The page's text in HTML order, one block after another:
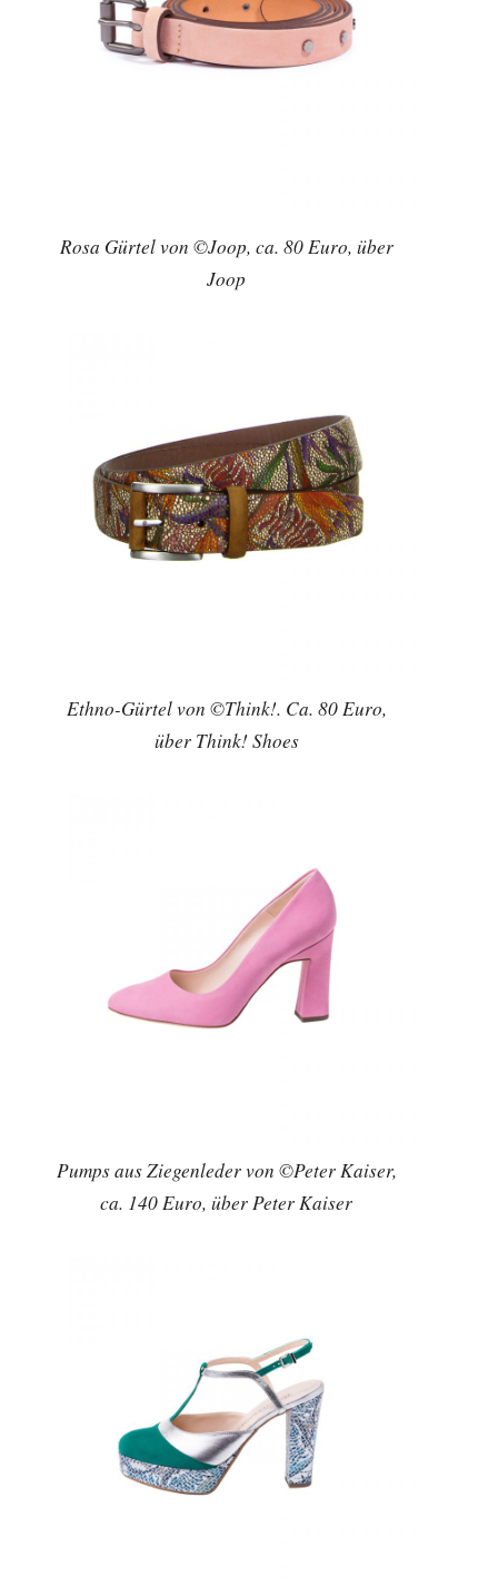
Rosa Gürtel von ©Joop, ca. 80 Euro, über
Joop
Ethno-Gürtel von ©Think!. Ca. 80 Euro,
über Think! Shoes
Pumps aus Ziegenleder von ©Peter Kaiser,
ca. 140 Euro, über Peter Kaiser